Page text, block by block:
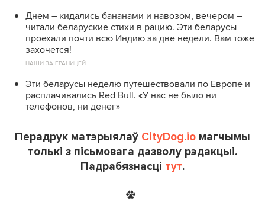
Днем – кидались бананами и навозом, вечером –
читали беларуские стихи в рацию. Эти беларусы
проехали почти всю Индию за две недели. Вам тоже
захочется!
НАШИ ЗА ГРАНИЦЕЙ
Эти беларусы неделю путешествовали по Европе и
расплачивались Red Bull. «У нас не было ни
телефонов, ни денег»
Перадрук матэрыялаў CityDog.io магчымы
толькі з пісьмовага дазволу рэдакцыі.
Падрабязнасці тут.